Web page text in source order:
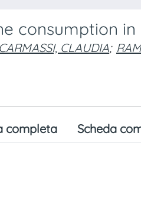
consumption
CARMASSI, CLAUDIA;
completa Scheda